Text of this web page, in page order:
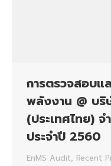
การตรวจสอบแ
พลังงาน @ บริ
(ประเทศไทย)
ประจำปี 2560
EnMS Audit, Recent